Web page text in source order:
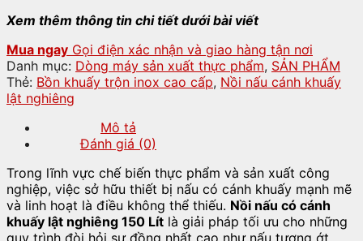
Xem thêm thông tin chi tiết dưới bài viết
Mua ngay Gọi điện xác nhận và giao hàng tận nơi
Danh mục: Dòng máy sản xuất thực phẩm, SẢN PHẨM
Thẻ: Bồn khuấy trộn inox cao cấp, Nồi nấu cánh khuấy
lật nghiêng
Mô tả
Đánh giá (0)
Trong lĩnh vực chế biến thực phẩm và sản xuất công
nghiệp, việc sở hữu thiết bị nấu có cánh khuấy mạnh mẽ
và linh hoạt là điều không thể thiếu. Nồi nấu có cánh
khuấy lật nghiêng 150 Lít là giải pháp tối ưu cho những
quy trình đòi hỏi sự đồng nhất cao như nấu tương ớt,